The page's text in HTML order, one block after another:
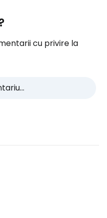
cu privire la